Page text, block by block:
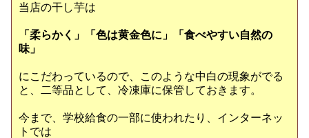
当店の干し芋は
「柔らかく」「色は黄金色に」「食べやすい自然の
味」
にこだわっているので、このような中白の現象がでる
と、二等品として、冷凍庫に保管しておきます。
今まで、学校給食の一部に使われたり、インターネッ
トでは